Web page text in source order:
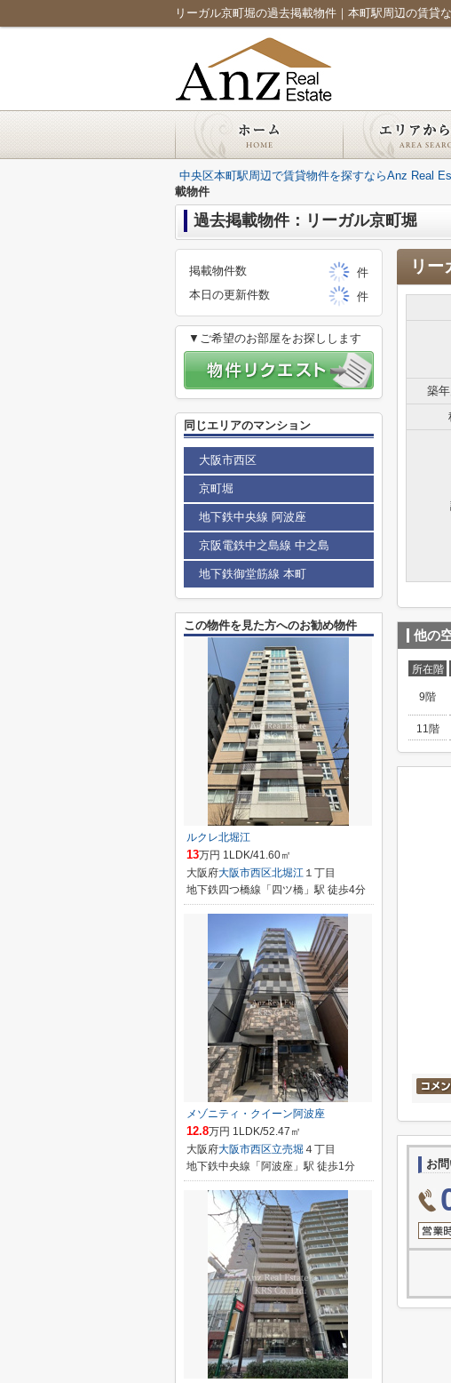
リーガル京町堀の過去掲載物件｜本町駅周辺の賃貸
中央区本町駅周辺で賃貸物件を探すならAnz Real
載物件
過去掲載物件：リーガル京町堀
リー
築年
他の
所在階
9階
11階
お
掲載物件数
件
本日の更新件数
件
▼ご希望のお部屋をお探しします
同じエリアのマンション
大阪市西区
京町堀
地下鉄中央線 阿波座
京阪電鉄中之島線 中之島
地下鉄御堂筋線 本町
この物件を見た方へのお勧め物件
ルクレ北堀江
13万円 1LDK/41.60㎡
大阪府大阪市西区北堀江 １丁目
地下鉄四つ橋線「四ツ橋」駅 徒歩4分
メゾニティ・クイーン阿波座
12.8万円 1LDK/52.47㎡
大阪府大阪市西区立売堀４丁目
地下鉄中央線「阿波座」駅 徒歩1分